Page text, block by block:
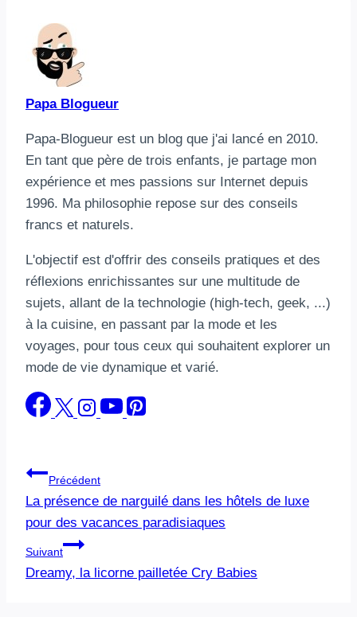
Papa Blogueur
Papa-Blogueur est un blog que j'ai lancé en 2010.
En tant que père de trois enfants, je partage mon
expérience et mes passions sur Internet depuis
1996. Ma philosophie repose sur des conseils
francs et naturels.
L'objectif est d'offrir des conseils pratiques et des
réflexions enrichissantes sur une multitude de
sujets, allant de la technologie (high-tech, geek, ...)
à la cuisine, en passant par la mode et les
voyages, pour tous ceux qui souhaitent explorer un
mode de vie dynamique et varié.
Navigation
de
l’article
Précédent
La présence de narguilé dans les hôtels de luxe
pour des vacances paradisiaques
Suivant
Dreamy, la licorne pailletée Cry Babies